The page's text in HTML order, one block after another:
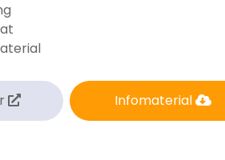
Infomaterial